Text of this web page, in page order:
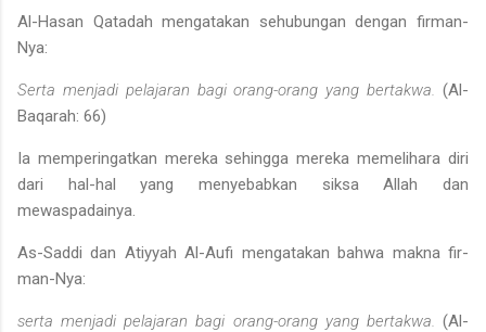
Al-Hasan Qatadah mengatakan sehubungan dengan firman-
Nya:
Serta menjadi pelajaran bagi orang-orang yang bertakwa. (Al­
Baqarah: 66)
Ia memperingatkan mereka sehingga mereka memelihara diri
dari hal-hal yang menyebabkan siksa Allah dan
mewaspadainya.
As-Saddi dan Atiyyah Al-Aufi mengatakan bahwa makna fir­
man-Nya:
serta menjadi pelajaran bagi orang-orang yang bertakwa. (Al­